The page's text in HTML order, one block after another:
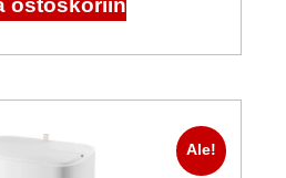
ostoskoriin
Ale!